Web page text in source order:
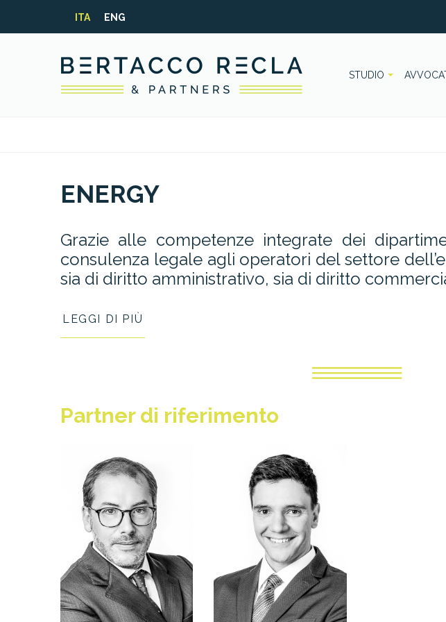
ITA ENG
STUDIO
ENERGY
Grazie alle competenze integrate dei
consulenza legale agli operatori del settore
sia di diritto amministrativo, sia di diritto
LEGGI DI PIÙ
Partnerdi riferimento